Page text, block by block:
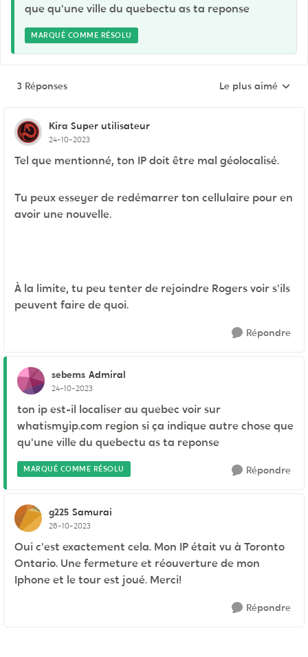
que qu'une ville du quebectu as ta reponse
MARQUÉ COMME RÉSOLU
3 Réponses Réponses triées
Le plus aimé
Kira Super utilisateur
24-10-2023
Tel que mentionné, ton IP doit être mal géolocalisé.
Tu peux esseyer de redémarrer ton cellulaire pour en
avoir une nouvelle.
À la limite, tu peu tenter de rejoindre Rogers voir s'ils
peuvent faire de quoi.
Répondre
sebems Admiral
24-10-2023
ton ip est-il localiser au quebec voir sur
whatismyip.com region si ça indique autre chose que
qu'une ville du quebectu as ta reponse
MARQUÉ COMME RÉSOLU Répondre
g225 Samurai
26-10-2023
Oui c'est exactement cela. Mon IP était vu à Toronto
Ontario. Une fermeture et réouverture de mon
Iphone et le tour est joué. Merci!
Répondre